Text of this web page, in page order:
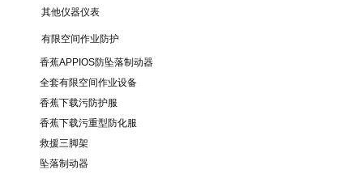
其他仪器仪表
有限空间作业防护
香蕉APPIOS防坠落制动器
全套有限空间作业设备
香蕉下载污防护服
香蕉下载污重型防化服
救援三脚架
坠落制动器